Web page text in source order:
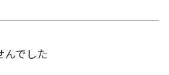
んでした